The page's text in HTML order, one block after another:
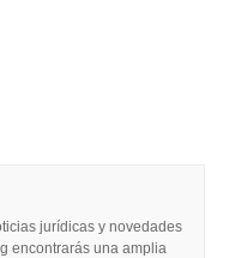
jurídicas y novedades
encontrarás una amplia